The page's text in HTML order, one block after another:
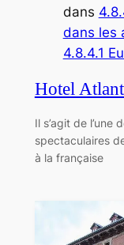
dans
dans les
4.8.4.1
Hotel
Il s’agit de l’une
spectaculaires
à la française